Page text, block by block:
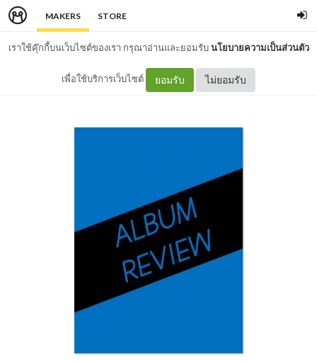
MAKERS STORE
เราใช้คุ๊กกี้บนเว็บไซต์ของเรา กรุณาอ่านและยอมรับนโยบายความเป็นส่วนตัว
เพื่อใช้บริการเว็บไซต์ ยอมรับ ไม่ยอมรับ